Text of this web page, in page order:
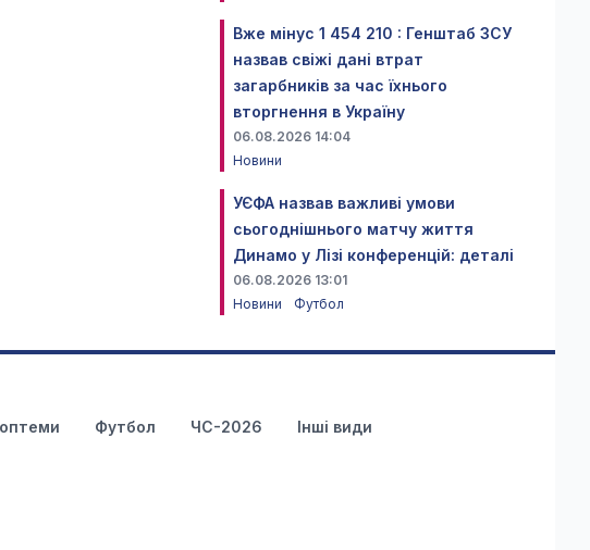
Вже мінус 1 454 210 : Генштаб ЗСУ
назвав свіжі дані втрат
загарбників за час їхнього
вторгнення в Україну
06.08.2026 14:04
Новини
УЄФА назвав важливі умови
сьогоднішнього матчу життя
Динамо у Лізі конференцій: деталі
06.08.2026 13:01
Новини
Футбол
Футбол ЧС-2026 Інші види